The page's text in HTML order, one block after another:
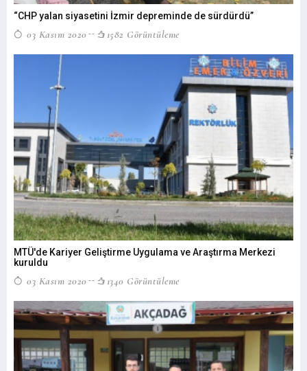
“CHP yalan siyasetini İzmir depreminde de sürdürdü”
03 Kasım 2020 1582 Görüntüleme
MTÜ'de Kariyer Geliştirme Uygulama ve Araştırma Merkezi
kuruldu
03 Kasım 2020 1340 Görüntüleme